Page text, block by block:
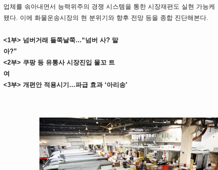
업체를 솎아내면서 능력위주의 경쟁 시스템을 통한 시장재편도 실현 가능케
됐다. 이에 화물운송시장의 현 분위기와 향후 전망 등을 종합 진단해본다.
<1부> 넘버거래 들쭉날쭉…“넘버 사? 말
아?”
<2부> 쿠팡 등 유통사 시장진입 물꼬 트
여
<3부> 개편안 적용시기…파급 효과 ‘아리송’